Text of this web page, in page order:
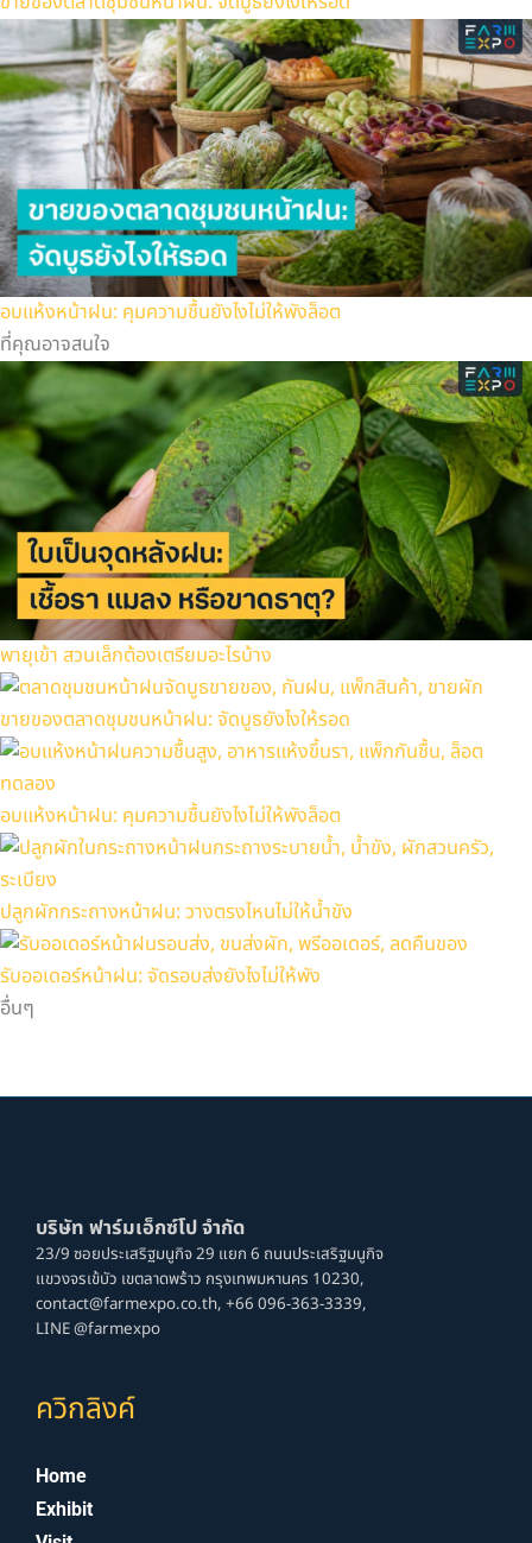
อบแห้งหน้าฝน: คุมความชื้นยังไงไม่ให้พังล็อต
ที่คุณอาจสนใจ
พายุเข้า สวนเล็กต้องเตรียมอะไรบ้าง
ขายของตลาดชุมชนหน้าฝน: จัดบูธยังไงให้รอด
อบแห้งหน้าฝน: คุมความชื้นยังไงไม่ให้พังล็อต
ปลูกผักกระถางหน้าฝน: วางตรงไหนไม่ให้น้ำขัง
รับออเดอร์หน้าฝน: จัดรอบส่งยังไงไม่ให้พัง
อื่นๆ
บริษัท ฟาร์มเอ็กซ์โป จํากัด
23/9 ซอยประเสริฐมนูกิจ 29 แยก 6 ถนนประเสริฐมนูกิจ
แขวงจรเข้บัว เขตลาดพร้าว กรุงเทพมหานคร 10230,
contact@farmexpo.co.th, +66 096-363-3339,
LINE @farmexpo
ควิกลิงค์
Home
Exhibit